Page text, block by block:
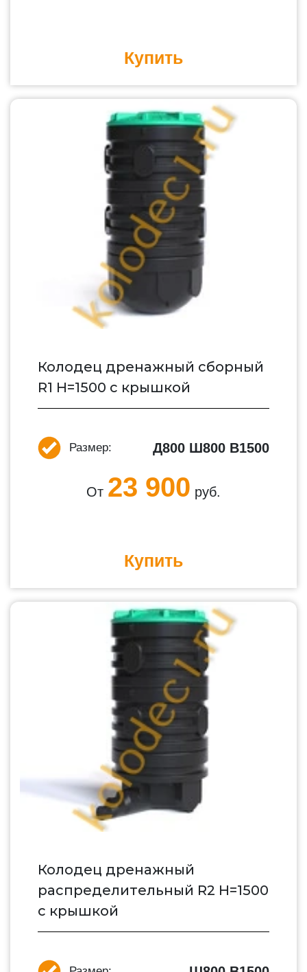
Купить
Колодец дренажный сборный
R1 H=1500 c крышкой
Размер: Д800 Ш800 В1500
От 23 900 руб.
Купить
Колодец дренажный
распределительный R2 H=1500
с крышкой